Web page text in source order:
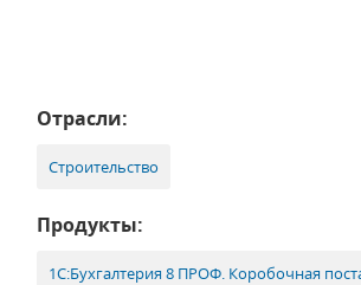
Отрасли:
Строительство
Продукты:
1С:Бухгалтерия 8 ПРОФ. Коробочная